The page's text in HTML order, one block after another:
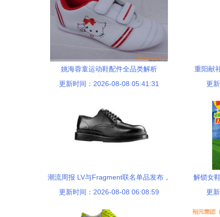
姚海蓉童运动鞋配件全品类解析
更新时间：2026-08-08 05:41:31
重阳献
更
潮流周报 LV与Fragment联名单品发布，
巴黎双王开店，Pigalle新鞋与K-Tech鞋类
更新时间：2026-08-08 06:08:59
解锁女
更